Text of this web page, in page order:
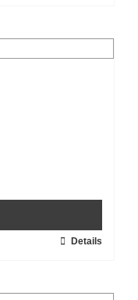
Details